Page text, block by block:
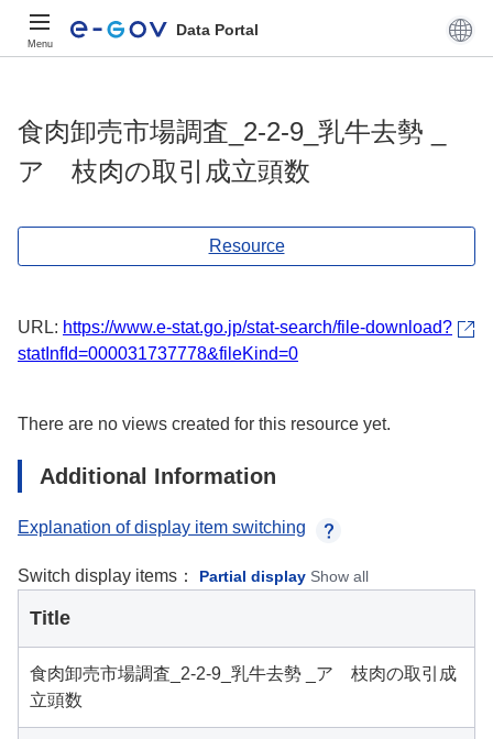
Menu
Data Portal
食肉卸売市場調査_2-2-9_乳牛去勢 _
ア 枝肉の取引成立頭数
Resource
URL: https://www.e-stat.go.jp/stat-search/file-download?
statInfId=000031737778&fileKind=0
There are no views created for this resource yet.
Additional Information
Explanation of display item switching
Switch display items： Partial display Show all
Title
食肉卸売市場調査_2-2-9_乳牛去勢 _ア 枝肉の取引成
立頭数